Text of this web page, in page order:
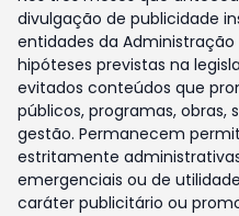
divulgação de publicidade
entidades da Administração
hipóteses previstas na
evitados conteúdos que
públicos, programas, obras,
gestão. Permanecem
estritamente
emergenciais ou de
caráter publicitário ou